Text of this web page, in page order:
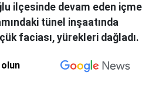
ilçesinde devam eden içme
tünel inşaatında
faciası, yürekleri dağladı.